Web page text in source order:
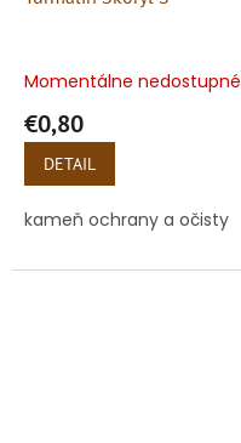
Momentálne nedostupné
€0,80
DETAIL
kameň ochrany a očisty